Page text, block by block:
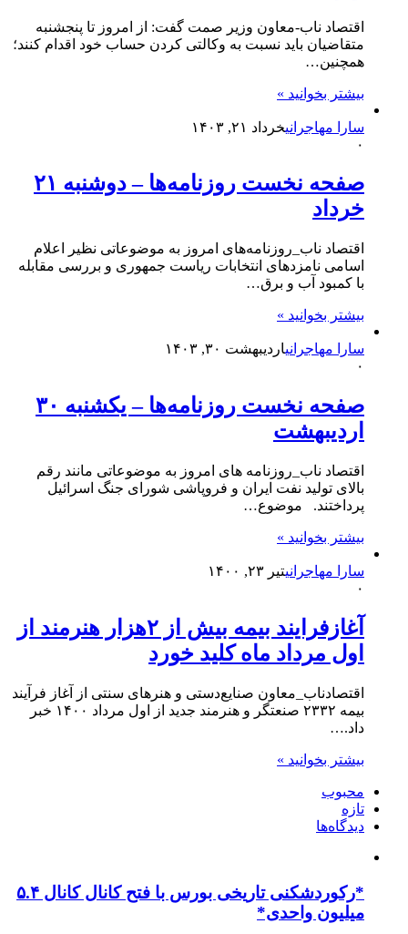
اقتصاد ناب-معاون وزیر صمت گفت: از امروز تا پنجشنبه
متقاضیان باید نسبت به وکالتی کردن حساب خود اقدام کنند؛
همچنین…
بیشتر بخوانید »
سارا مهاجرانیخرداد ۲۱, ۱۴۰۳
۰
صفحه نخست روزنامه‌ها – دوشنبه ۲۱
خرداد
اقتصاد ناب_روزنامه‌های امروز به موضوعاتی نظیر اعلام
اسامی نامزد‌های انتخابات ریاست جمهوری و بررسی مقابله
با کمبود آب و برق…
بیشتر بخوانید »
سارا مهاجرانیاردیبهشت ۳۰, ۱۴۰۳
۰
صفحه نخست روزنامه‌ها – یکشنبه ۳۰
اردیبهشت
اقتصاد ناب_روزنامه های امروز به موضوعاتی مانند رقم
بالای تولید نفت ایران و فروپاشی شورای جنگ اسرائیل
پرداختند. موضوع…
بیشتر بخوانید »
سارا مهاجرانیتیر ۲۳, ۱۴۰۰
۰
آغازفرایند بیمه بیش از ۲هزار هنرمند از
اول مرداد ماه کلید خورد
اقتصادناب_معاون صنایع‌دستی و هنرهای سنتی از آغاز فرآیند
بیمه ۲۳۳۲ صنعتگر و هنرمند جدید از اول مرداد ۱۴۰۰ خبر
داد.…
بیشتر بخوانید »
محبوب
تازه
دیدگاه‌ها
*رکوردشکنی تاریخی بورس با فتح کانال کانال ۵.۴
میلیون واحدی*